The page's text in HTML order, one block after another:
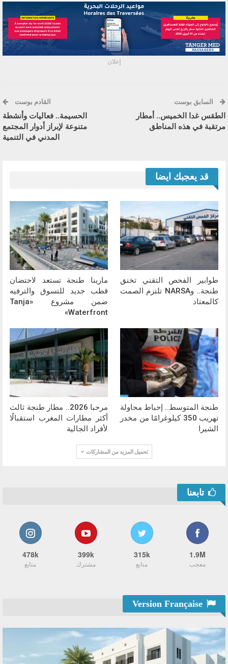
إعلان
السابق بوست
الطقس غدا الخميس.. أمطار
مرتقبة في هذه المناطق
القادم بوست
الحسيمة.. فعاليات وأنشطة
متنوعة لإبراز أدوار المجتمع
المدني في التنمية
قد يعجبك ايضا
طوابير الفحص التقني تخنق
طنجة.. وNARSA تلتزم الصمت
كالمعتاد
مارينا طنجة تستعد لاحتضان
قطب جديد للتسوق والترفيه
ضمن مشروع «Tanja
Waterfront»
طنجة المتوسط.. إحباط محاولة
تهريب 350 كيلوغرامًا من مخدر
الشيرا
مرحبا 2026.. مطار طنجة ثالث
أكثر مطارات المغرب استقبالًا
لأفراد الجالية
تحميل المزيد من المشاركات
تابعنا
1.9M
معجب
315k
متابع
399k
مشترك
478k
متابع